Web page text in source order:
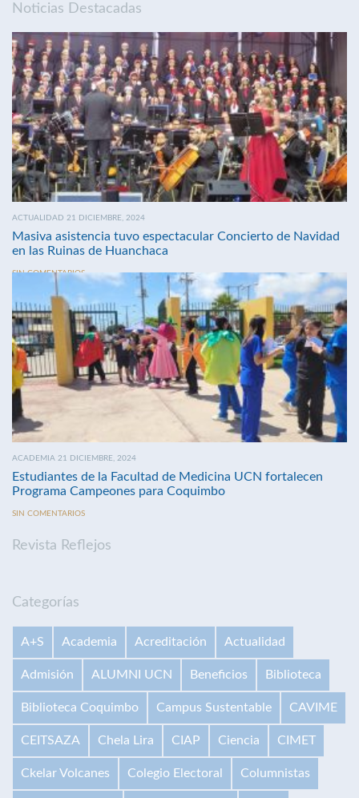
Noticias Destacadas
ACTUALIDAD 21 DICIEMBRE, 2024
Masiva asistencia tuvo espectacular Concierto de Navidad
en las Ruinas de Huanchaca
SIN COMENTARIOS
ACADEMIA 21 DICIEMBRE, 2024
Estudiantes de la Facultad de Medicina UCN fortalecen
Programa Campeones para Coquimbo
SIN COMENTARIOS
Revista Reflejos
Categorías
A+S Academia Acreditación Actualidad
Admisión ALUMNI UCN Beneficios Biblioteca
Biblioteca Coquimbo Campus Sustentable CAVIME
CEITSAZA Chela Lira CIAP Ciencia CIMET
Ckelar Volcanes Colegio Electoral Columnistas